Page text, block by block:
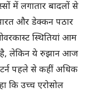
में लगातार बादलों से
और डेक्कन पठार
स्थितियां आम
है, लेकिन ये रुझान आज
पहले से कहीं अधिक
कि उच्च एरोसोल